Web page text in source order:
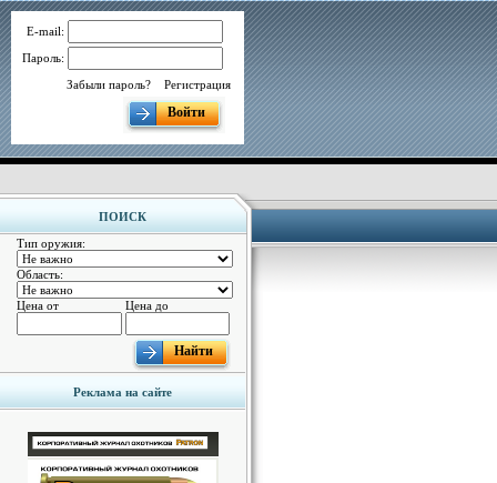
E-mail:
Пароль:
Забыли пароль?
Регистрация
Войти
ПОИСК
Тип оружия:
Область:
Цена от Цена до
Найти
Реклама на сайте